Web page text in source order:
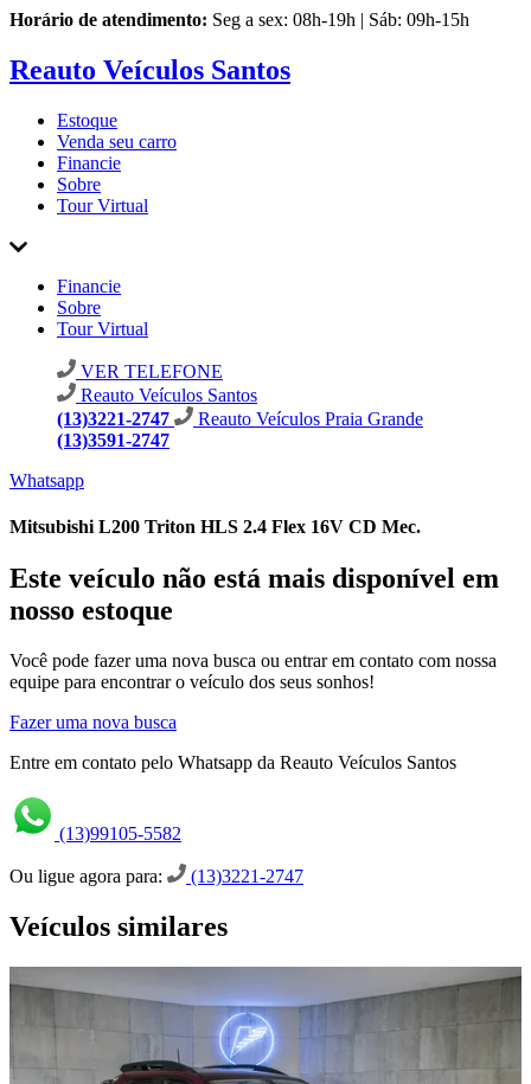
Horário de atendimento: Seg a sex: 08h-19h | Sáb: 09h-15h
Reauto Veículos Santos
Estoque
Venda seu carro
Financie
Sobre
Tour Virtual
Financie
Sobre
Tour Virtual
VER TELEFONE
Reauto Veículos Santos
(13)3221-2747
Reauto Veículos Praia Grande
(13)3591-2747
Whatsapp
Mitsubishi L200 Triton HLS 2.4 Flex 16V CD Mec.
Este veículo não está mais disponível em
nosso estoque
Você pode fazer uma nova busca ou entrar em contato com nossa
equipe para encontrar o veículo dos seus sonhos!
Fazer uma nova busca
Entre em contato pelo Whatsapp da Reauto Veículos Santos
(13)99105-5582
Ou ligue agora para: (13)3221-2747
Veículos similares